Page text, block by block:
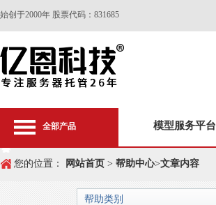
始创于2000年 股票代码：831685
全部产品 模型服务平台
您的位置： 网站首页 > 帮助中心>文章内容
帮助类别